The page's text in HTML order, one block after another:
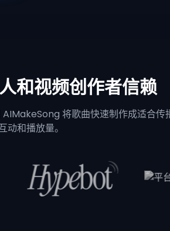
和视频创作者信赖
将歌曲快速制作成适合传
动和播放量。